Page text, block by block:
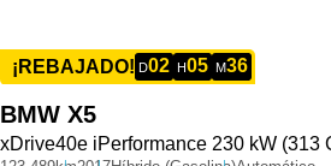
¡REBAJADO! D02 H05 M36
BMW X5
xDrive40e iPerformance 230 kW (313